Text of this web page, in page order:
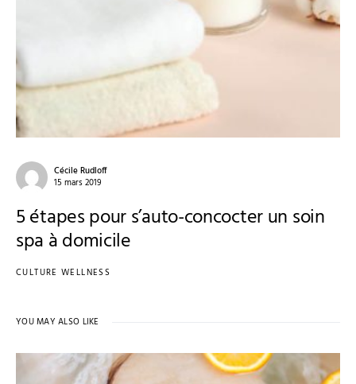
Cécile Rudloff
15 mars 2019
5 étapes pour s’auto-concocter un soin
spa à domicile
CULTURE WELLNESS
YOU MAY ALSO LIKE